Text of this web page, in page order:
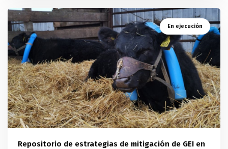
En ejecución
Repositorio de estrategias de mitigación de GEI en